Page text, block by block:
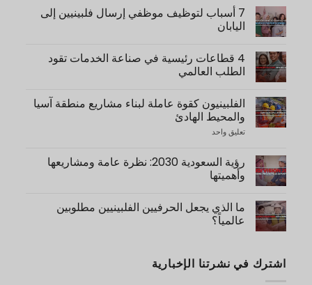
7 أسباب لتوظيف موظفي إرسال فلبينيين إلى
اليابان
تعليقات
على
7
Why
You
Should
Hire
Filipino
to
Japan
4 قطاعات رئيسية في صناعة الخدمات تقود
الطلب العالمي
توجد
تعليقات
على
4
Key
Sectors
Driving
Global
الفلبينيون كقوة عاملة لبناء مشاريع منطقة آسيا
والمحيط الهادئ
تعليق واحد
Manpower
for
Construction
Projects
رؤية السعودية 2030: نظرة عامة ومشاريعها
وأهميتها
توجد
تعليقات
على
Saudi
Projects,
&
ما الذي يجعل الحرفيين الفلبينيين مطلوبين
عالمياً؟
على
What
اشترك في نشرتنا الإخبارية